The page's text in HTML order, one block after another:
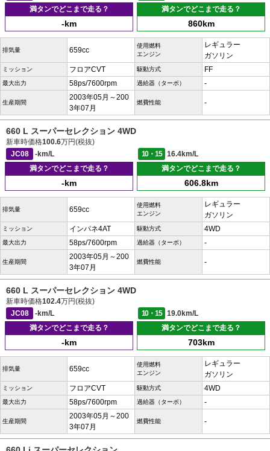
満タンでどこまで走る？
-km
満タンでどこまで走る？
860km
排気量 659cc
使用燃料
エンジン
レギュラー
ガソリン
ミッション フロアCVT 駆動方式 FF
最大出力 58ps/7600rpm 過給器（ターボ） -
生産期間
2003年05月～200
3年07月
燃費性能 -
660 L スーパーセレクション 4WD
新車時価格100.6万円(税抜)
JC08
-km/L 10・15
16.4km/L
満タンでどこまで走る？
-km
満タンでどこまで走る？
606.8km
排気量 659cc
使用燃料
エンジン
レギュラー
ガソリン
ミッション インパネ4AT 駆動方式 4WD
最大出力 58ps/7600rpm 過給器（ターボ） -
生産期間
2003年05月～200
3年07月
燃費性能 -
660 L スーパーセレクション 4WD
新車時価格102.4万円(税抜)
JC08
-km/L 10・15
19.0km/L
満タンでどこまで走る？
-km
満タンでどこまで走る？
703km
排気量 659cc
使用燃料
エンジン
レギュラー
ガソリン
ミッション フロアCVT 駆動方式 4WD
最大出力 58ps/7600rpm 過給器（ターボ） -
生産期間
2003年05月～200
3年07月
燃費性能 -